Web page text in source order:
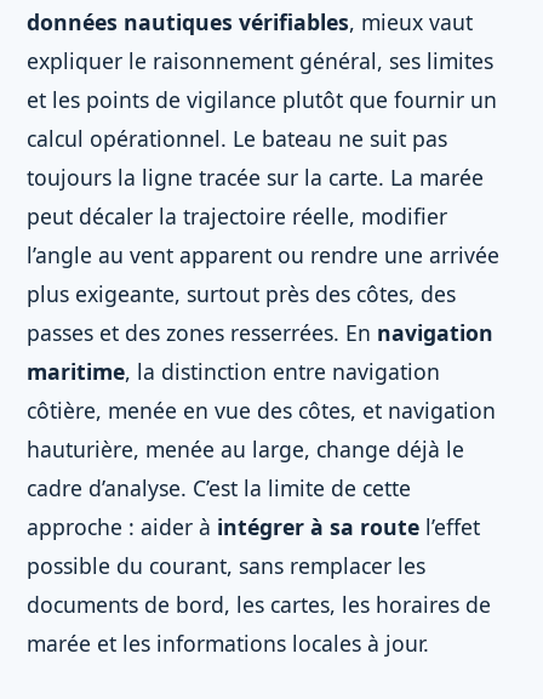
données nautiques vérifiables, mieux vaut
expliquer le raisonnement général, ses limites
et les points de vigilance plutôt que fournir un
calcul opérationnel. Le bateau ne suit pas
toujours la ligne tracée sur la carte. La marée
peut décaler la trajectoire réelle, modifier
l’angle au vent apparent ou rendre une arrivée
plus exigeante, surtout près des côtes, des
passes et des zones resserrées. En navigation
maritime, la distinction entre navigation
côtière, menée en vue des côtes, et navigation
hauturière, menée au large, change déjà le
cadre d’analyse. C’est la limite de cette
approche : aider à intégrer à sa route l’effet
possible du courant, sans remplacer les
documents de bord, les cartes, les horaires de
marée et les informations locales à jour.